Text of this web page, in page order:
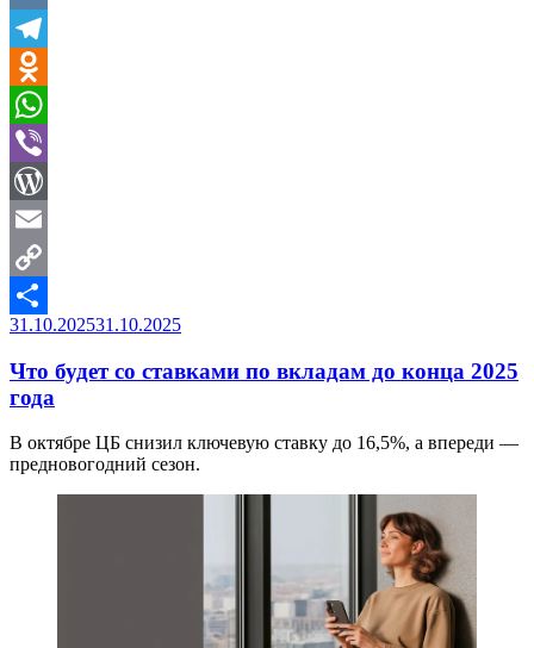
VK
Telegram
Odnoklassniki
WhatsApp
Viber
WordPress
Email
Copy
Link
Отправить
Опубликовано
31.10.202531.10.2025
Что будет со ставками по вкладам до конца 2025
года
В октябре ЦБ снизил ключевую ставку до 16,5%, а впереди —
предновогодний сезон.